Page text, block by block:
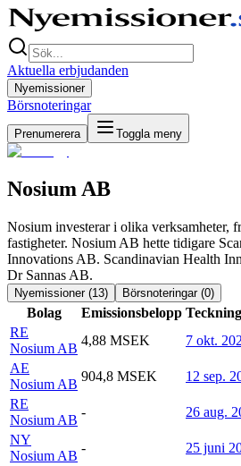
Aktuella erbjudanden
Nyemissioner
Börsnoteringar
Prenumerera Toggla meny
Nosium AB
Nosium investerar i olika verksamheter,
fastigheter. Nosium AB hette tidigare
Innovations AB. Scandinavian Health
Dr Sannas AB.
Nyemissioner (13) Börsnoteringar (0)
Bolag Emissionsbelopp
RE
Nosium AB
4,88 MSEK
7 okt.
AE
Nosium AB
904,8 MSEK
12 sep.
RE
Nosium AB
-
26 aug.
NY
Nosium AB
-
25 juni